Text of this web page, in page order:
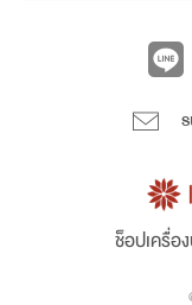
ช็อปเครื่อ